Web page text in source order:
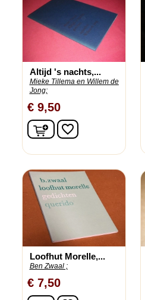
Altijd 's nachts,...
Mieke Tillema en Willem de
Jong;
€ 9,50
In winkelwagen
favorite_border
Loofhut Morelle,...
Ben Zwaal ;
€ 7,50